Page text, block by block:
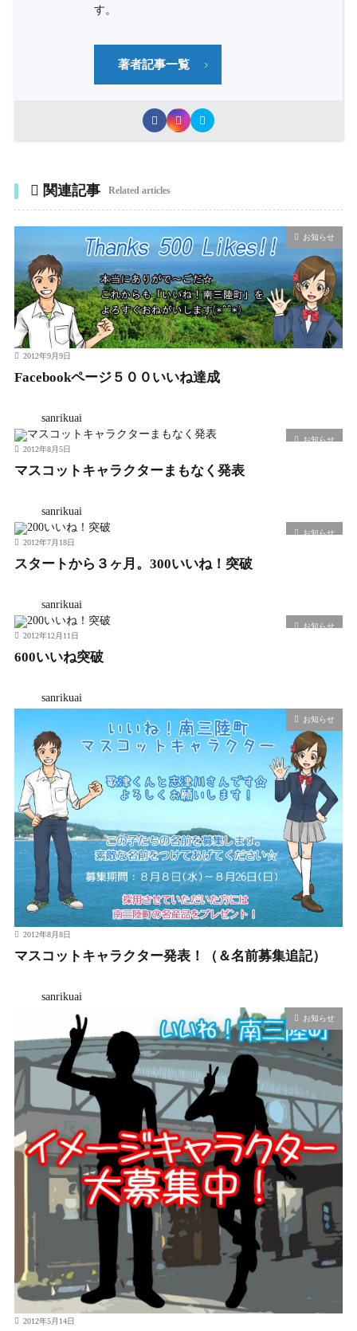
す。
著者記事一覧
関連記事 Related articles
お知らせ
2012年9月9日
Facebookページ５００いいね達成
sanrikuai
お知らせ
2012年8月5日
マスコットキャラクターまもなく発表
sanrikuai
お知らせ
2012年7月18日
スタートから３ヶ月。300いいね！突破
sanrikuai
お知らせ
2012年12月11日
600いいね突破
sanrikuai
お知らせ
2012年8月8日
マスコットキャラクター発表！（＆名前募集追記）
sanrikuai
お知らせ
2012年5月14日